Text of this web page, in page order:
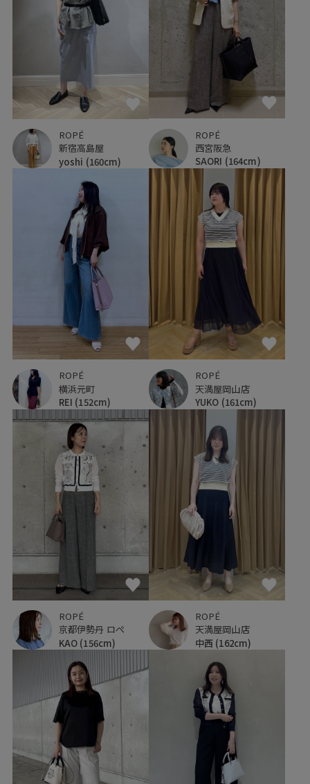
ROPÉ
新宿高島屋
yoshi (160cm)
ROPÉ
西宮阪急
SAORI (164cm)
ROPÉ
横浜元町
REI (152cm)
ROPÉ
天満屋岡山店
YUKO (161cm)
ROPÉ
京都伊勢丹 ロペ
KAO (156cm)
ROPÉ
天満屋岡山店
中西 (162cm)